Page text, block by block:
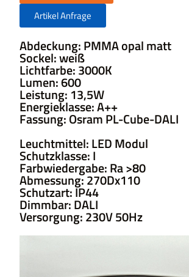
Artikel Anfrage
Abdeckung: PMMA opal matt
Sockel: weiß
Lichtfarbe: 3000K
Lumen: 600
Leistung: 13,5W
Energieklasse: A++
Fassung: Osram PL-Cube-DALI
Leuchtmittel: LED Modul
Schutzklasse: I
Farbwiedergabe: Ra >80
Abmessung: 270Dx110
Schutzart: IP44
Dimmbar: DALI
Versorgung: 230V 50Hz